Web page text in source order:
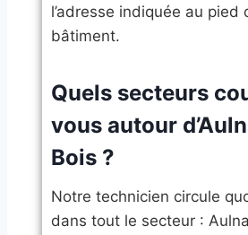
l’adresse indiquée au pied
bâtiment.
​Quels secteurs
vous autour
Bois ?
Notre technicien circule
dans tout le secteur :